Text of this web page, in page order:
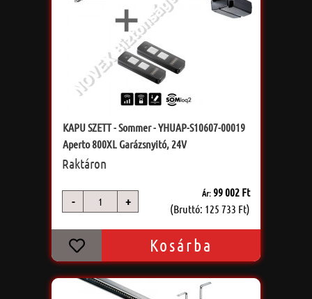
KAPU SZETT - Sommer - YHUAP-S10607-00019
Aperto 800XL Garázsnyitó, 24V
Raktáron
- +
Ár: 99 002 Ft
(Bruttó: 125 733 Ft)
Kosárba